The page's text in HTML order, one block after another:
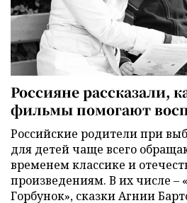
Россияне рассказали,
фильмы помогают
Российские родители при
для детей чаще всего
временем классике и
произведениям. В их числе –
Горбунок», сказки Агнии